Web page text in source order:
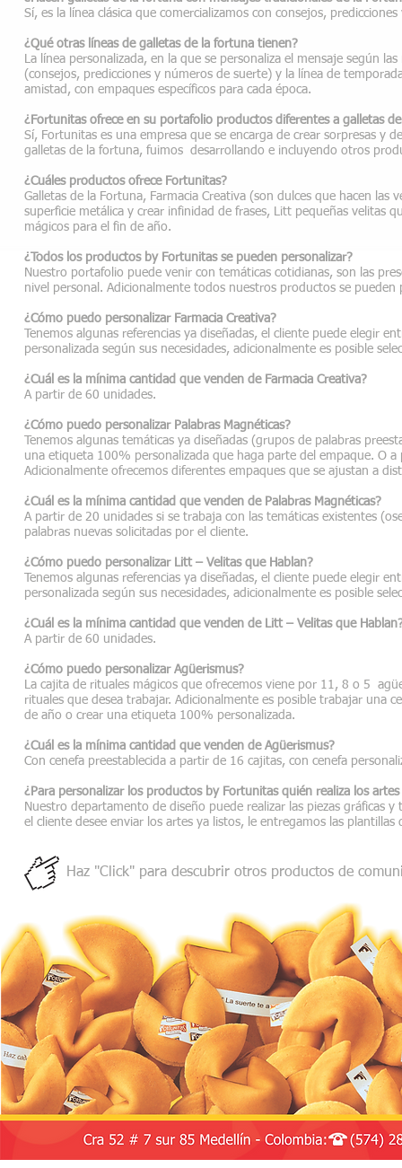
Sí, es la línea clásica que comercializamos con consejos,
¿Qué otras líneas de galletas de la fortuna tienen?
La línea personalizada, en la que se personaliza el mensaje según
(consejos, predicciones y números de suerte) y la línea de
amistad, con empaques específicos para cada época.
¿Fortunitas ofrece en su portafolio productos diferentes a galletas
Sí, Fortunitas es una empresa que se encarga de crear sorpresas
galletas de la fortuna, fuimos desarrollando e incluyendo otros
¿Cuáles productos ofrece Fortunitas?
Galletas de la Fortuna, Farmacia Creativa (son dulces que hacen
superficie metálica y crear infinidad de frases, Litt pequeñas velitas
mágicos para el fin de año.
¿Todos los productos by Fortunitas se pueden personalizar?
Nuestro portafolio puede venir con temáticas cotidianas, son las
nivel personal. Adicionalmente todos nuestros productos se pueden
¿Cómo puedo personalizar Farmacia Creativa?
Tenemos algunas referencias ya diseñadas, el cliente puede elegir
personalizada según sus necesidades, adicionalmente es posible
¿Cuál es la mínima cantidad que venden de Farmacia Creativa?
A partir de 60 unidades.
¿Cómo puedo personalizar Palabras Magnéticas?
Tenemos algunas temáticas ya diseñadas (grupos de palabras
una etiqueta 100% personalizada que haga parte del empaque. O
Adicionalmente ofrecemos diferentes empaques que se ajustan a
¿Cuál es la mínima cantidad que venden de Palabras Magnéticas?
A partir de 20 unidades si se trabaja con las temáticas existentes
palabras nuevas solicitadas por el cliente.
¿Cómo puedo personalizar Litt – Velitas que Hablan?
Tenemos algunas referencias ya diseñadas, el cliente puede elegir
personalizada según sus necesidades, adicionalmente es posible
¿Cuál es la mínima cantidad que venden de Litt – Velitas que
A partir de 60 unidades.
¿Cómo puedo personalizar Agüerismus?
La cajita de rituales mágicos que ofrecemos viene por 11, 8 o 5
rituales que desea trabajar. Adicionalmente es posible trabajar una
de año o crear una etiqueta 100% personalizada.
¿Cuál es la mínima cantidad que venden de Agüerismus?
Con cenefa preestablecida a partir de 16 cajitas, con cenefa
¿Para personalizar los productos by Fortunitas quién realiza los
Nuestro departamento de diseño puede realizar las piezas gráficas
el cliente desee enviar los artes ya listos, le entregamos las
Haz "Click" para descubrir otros productos de